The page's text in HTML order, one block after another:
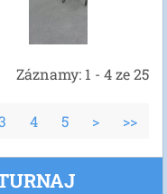
Záznamy: 1 - 4 ze 25
4 5 > >>